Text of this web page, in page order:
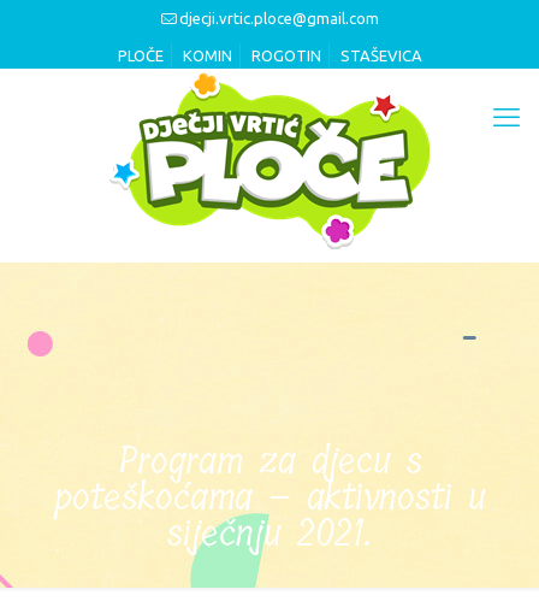
djecji.vrtic.ploce@gmail.com
PLOČE KOMIN ROGOTIN STAŠEVICA
Program za djecu s
poteškoćama – aktivnosti u
siječnju 2021.